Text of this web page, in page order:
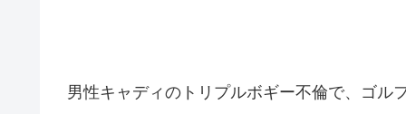
男性キャディのトリプルボギー不倫で、ゴル